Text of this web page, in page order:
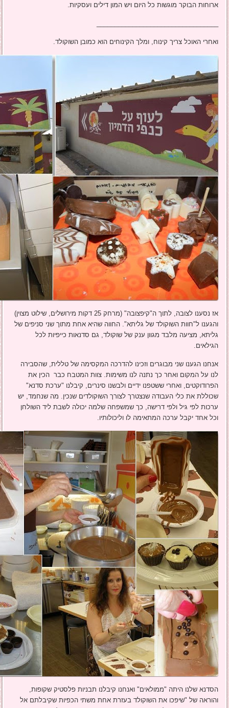
ארוחות הבוקר מוגשות כל היום ויש המון דילים ועסקיות.
ואחרי האוכל צריך קינוח, ומלך הקינוחים הוא כמובן השוקולד.
אז נסענו לצובה, לתוך ה"קיפצובה" (מרחק 25 דקות מירושלים, שילוט מצוין)
והגענו ל"חוות השוקולד של גליתא". החווה שהיא אחת מתוך שני סניפים של
גליתא, מציעה מלבד מגוון ענק של שוקולד, גם סדנאות כייפיות לכל
הגילאים.
אנחנו הגענו שני מבוגרים וזכינו להדרכה המקסימה של טללית, שהסבירה
לנו על המקום ואחר כך נתנה לנו משימות. צוות המטבח כבר הכין את
הפרודוקטים, ואחרי ששטפנו ידיים ולבשנו סינרים, קיבלנו "ערכת סדנא"
שכוללת את כלי העבודה שנצטרך לצורך השוקולדים שנכין. מה שנחמד, יש
ערכות לפי גיל ולפי דרישה, כך שמשפחה שלמה יכולה לשבת ליד השולחן
וכל אחד יקבל ערכה המתאימה לו וליכולותיו.
הסדנא שלנו היתה "ממולאים" ואנחנו קיבלנו תבניות פלסטיק שקופות,
והוראה של "שיפכו את השוקולד בעזרת אחת משתי הכפיות שקיבלתם אל